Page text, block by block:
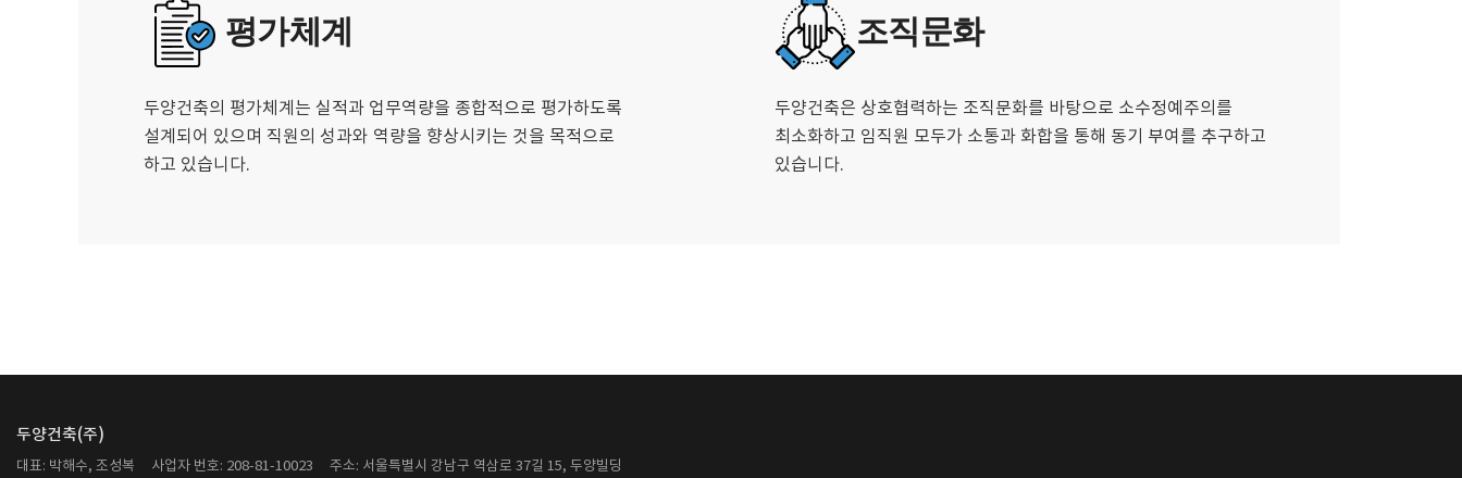
평가체계
두양건축의 평가체계는 실적과 업무역량을 종합적으로 평가하도록
설계되어 있으며 직원의 성과와 역량을 향상시키는 것을 목적으로
하고 있습니다.
조직문화
두양건축은 상호협력하는 조직문화를 바탕으로 소수정예주의를
최소화하고 임직원 모두가 소통과 화합을 통해 동기 부여를 추구하고
있습니다.
두양건축(주)
대표: 박해수, 조성복 사업자 번호: 208-81-10023 주소: 서울특별시 강남구 역삼로 37길 15, 두양빌딩